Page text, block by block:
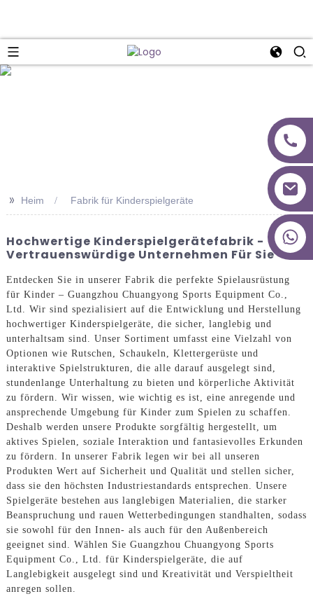
>> Heim Fabrik für Kinderspielgeräte
Hochwertige Kinderspielgerätefabrik -
Vertrauenswürdige Unternehmen Für Sie
Entdecken Sie in unserer Fabrik die perfekte Spielausrüstung
für Kinder – Guangzhou Chuangyong Sports Equipment Co.,
Ltd. Wir sind spezialisiert auf die Entwicklung und Herstellung
hochwertiger Kinderspielgeräte, die sicher, langlebig und
unterhaltsam sind. Unser Sortiment umfasst eine Vielzahl von
Optionen wie Rutschen, Schaukeln, Klettergerüste und
interaktive Spielstrukturen, die alle darauf ausgelegt sind,
stundenlange Unterhaltung zu bieten und körperliche Aktivität
zu fördern. Wir wissen, wie wichtig es ist, eine anregende und
ansprechende Umgebung für Kinder zum Spielen zu schaffen.
Deshalb werden unsere Produkte sorgfältig hergestellt, um
aktives Spielen, soziale Interaktion und fantasievolles Erkunden
zu fördern. In unserer Fabrik legen wir bei all unseren
Produkten Wert auf Sicherheit und Qualität und stellen sicher,
dass sie den höchsten Industriestandards entsprechen. Unsere
Spielgeräte bestehen aus langlebigen Materialien, die starker
Beanspruchung und rauen Wetterbedingungen standhalten, sodass
sie sowohl für den Innen- als auch für den Außenbereich
geeignet sind. Wählen Sie Guangzhou Chuangyong Sports
Equipment Co., Ltd. für Kinderspielgeräte, die auf
Langlebigkeit ausgelegt sind und Kreativität und Verspieltheit
anregen sollen.